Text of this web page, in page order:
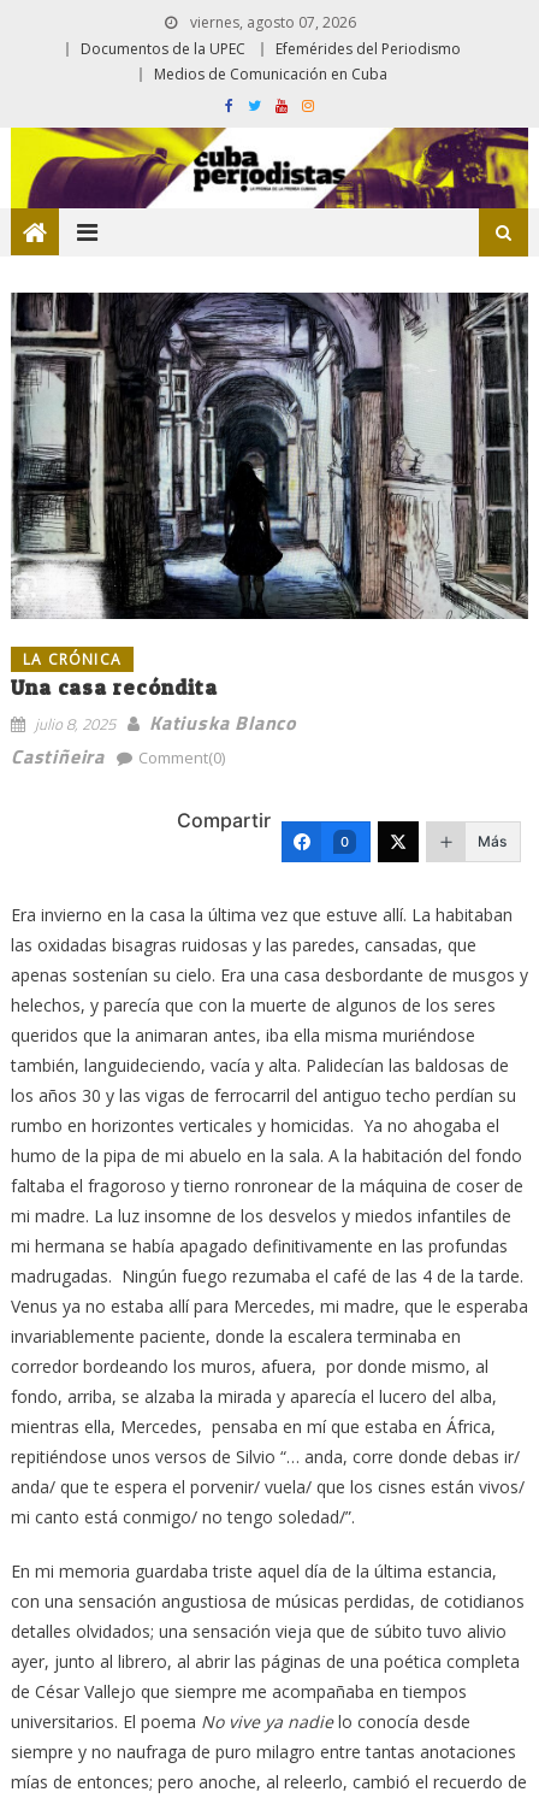
viernes, agosto 07, 2026
Documentos de la UPEC
Efemérides del Periodismo
Medios de Comunicación en Cuba
LA CRÓNICA
Una casa recóndita
julio 8, 2025
Katiuska Blanco
Castiñeira
Comment(0)
Compartir
0 Más
Era invierno en la casa la última vez que estuve allí. La habitaban
las oxidadas bisagras ruidosas y las paredes, cansadas, que
apenas sostenían su cielo. Era una casa desbordante de musgos y
helechos, y parecía que con la muerte de algunos de los seres
queridos que la animaran antes, iba ella misma muriéndose
también, languideciendo, vacía y alta. Palidecían las baldosas de
los años 30 y las vigas de ferrocarril del antiguo techo perdían su
rumbo en horizontes verticales y homicidas. Ya no ahogaba el
humo de la pipa de mi abuelo en la sala. A la habitación del fondo
faltaba el fragoroso y tierno ronronear de la máquina de coser de
mi madre. La luz insomne de los desvelos y miedos infantiles de
mi hermana se había apagado definitivamente en las profundas
madrugadas. Ningún fuego rezumaba el café de las 4 de la tarde.
Venus ya no estaba allí para Mercedes, mi madre, que le esperaba
invariablemente paciente, donde la escalera terminaba en
corredor bordeando los muros, afuera, por donde mismo, al
fondo, arriba, se alzaba la mirada y aparecía el lucero del alba,
mientras ella, Mercedes, pensaba en mí que estaba en África,
repitiéndose unos versos de Silvio “… anda, corre donde debas ir/
anda/ que te espera el porvenir/ vuela/ que los cisnes están vivos/
mi canto está conmigo/ no tengo soledad/”.
En mi memoria guardaba triste aquel día de la última estancia,
con una sensación angustiosa de músicas perdidas, de cotidianos
detalles olvidados; una sensación vieja que de súbito tuvo alivio
ayer, junto al librero, al abrir las páginas de una poética completa
de César Vallejo que siempre me acompañaba en tiempos
universitarios. El poema No vive ya nadielo conocía desde
siempre y no naufraga de puro milagro entre tantas anotaciones
mías de entonces; pero anoche, al releerlo, cambió el recuerdo de